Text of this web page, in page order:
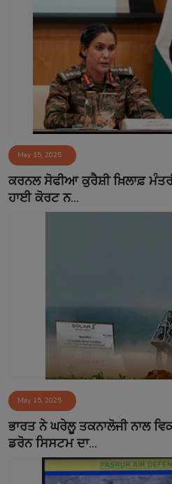
May 15, 2025
ਕਰਨਲ ਸੋਫੀਆ ਕੁਰੈਸ਼ੀ ਖ਼ਿਲਾਫ਼
ਹਾਈ ਕੋਰਟ ਨ...
May 15, 2025
ਭਾਰਤ ਨੇ ਘਰੇਲੂ ਤਕਨਾਲੋਜੀ ਨਾਲ
ਡਰੋਨ ਸਿਸਟਮ ਦਾ...